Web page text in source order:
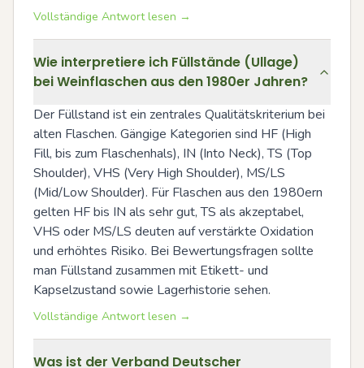
Vollständige Antwort lesen →
Wie interpretiere ich Füllstände (Ullage)
bei Weinflaschen aus den 1980er Jahren?
Der Füllstand ist ein zentrales Qualitätskriterium bei
alten Flaschen. Gängige Kategorien sind HF (High
Fill, bis zum Flaschenhals), IN (Into Neck), TS (Top
Shoulder), VHS (Very High Shoulder), MS/LS
(Mid/Low Shoulder). Für Flaschen aus den 1980ern
gelten HF bis IN als sehr gut, TS als akzeptabel,
VHS oder MS/LS deuten auf verstärkte Oxidation
und erhöhtes Risiko. Bei Bewertungsfragen sollte
man Füllstand zusammen mit Etikett- und
Kapselzustand sowie Lagerhistorie sehen.
Vollständige Antwort lesen →
Was ist der Verband Deutscher